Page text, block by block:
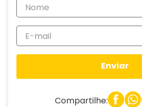
Enviar
Compartilhe: